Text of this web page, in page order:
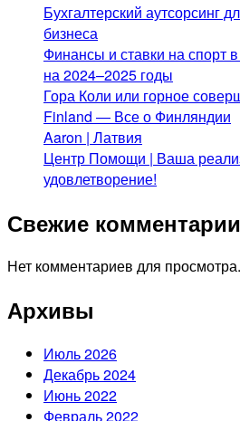
Бухгалтерский аутсорсинг
бизнеса
Финансы и ставки на спорт
на 2024–2025 годы
Гора Коли или горное
Finland — Все о Финляндии
Aaron | Латвия
Центр Помощи | Ваша
удовлетворение!
Свежие комментарии
Нет комментариев для просмотра.
Архивы
Июль 2026
Декабрь 2024
Июнь 2022
Февраль 2022